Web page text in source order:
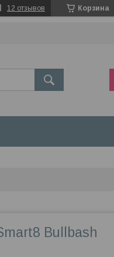
Корзина
12 отзывов
Bullbash